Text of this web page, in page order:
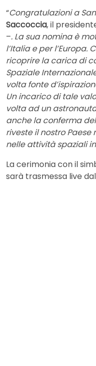
“Congratulazioni a
Saccoccia, il
–. La sua nomina è
l’Italia e per
ricoprire la carica di
Spaziale
volta fonte
Un incarico di tale
volta ad un
anche la conferma
riveste il nostro Paese
nelle attività spaziali
La cerimonia con il
sarà trasmessa live